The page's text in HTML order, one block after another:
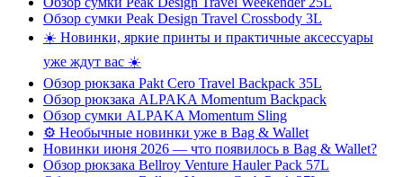
Обзор сумки Peak Design Travel Crossbody 3L
☀️ Новинки, яркие принты и практичные аксессуары
уже ждут вас ☀️
Обзор рюкзака Pakt Cero Travel Backpack 35L
Обзор рюкзака ALPAKA Momentum Backpack
Обзор сумки ALPAKA Momentum Sling
⚙️ Необычные новинки уже в Bag & Wallet
Новинки июня 2026 — что появилось в Bag & Wallet?
Обзор рюкзака Bellroy Venture Hauler Pack 57L